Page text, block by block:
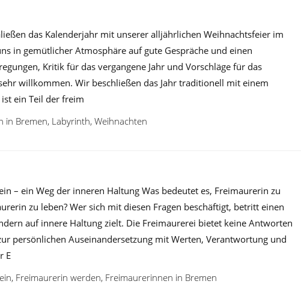
das Kalenderjahr mit unserer alljährlichen Weihnachtsfeier im
in gemütlicher Atmosphäre auf gute Gespräche und einen
Kritik für das vergangene Jahr und Vorschläge für das
willkommen. Wir beschließen das Jahr traditionell mit einem
ist ein Teil der freim
in Bremen, Labyrinth, Weihnachten
– ein Weg der inneren Haltung Was bedeutet es, Freimaurerin zu
zu leben? Wer sich mit diesen Fragen beschäftigt, betritt einen
auf innere Haltung zielt. Die Freimaurerei bietet keine Antworten
persönlichen Auseinandersetzung mit Werten, Verantwortung und
E
, Freimaurerin werden, Freimaurerinnen in Bremen